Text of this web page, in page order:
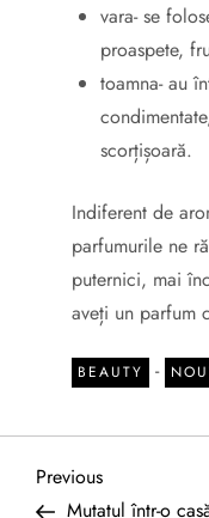
vara- se
proaspete,
toamna- au
scorțișoară.
Indiferent de
parfumurile ne
puternici, mai
aveți un parfum
BEAUTY -
P
Previous
Post
Previous
Mutatul într-o